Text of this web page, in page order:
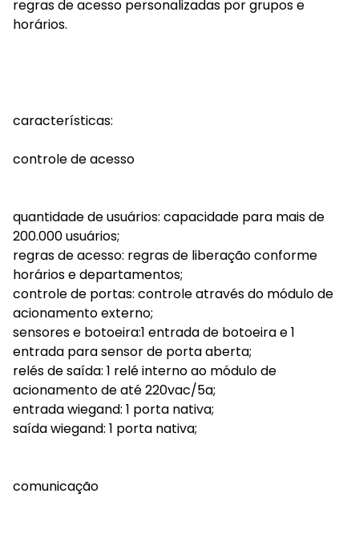
regras de acesso personalizadas por grupos e
horários.
características:
controle de acesso
quantidade de usuários: capacidade para mais de
200.000 usuários;
regras de acesso: regras de liberação conforme
horários e departamentos;
controle de portas: controle através do módulo de
acionamento externo;
sensores e botoeira:1 entrada de botoeira e 1
entrada para sensor de porta aberta;
relés de saída: 1 relé interno ao módulo de
acionamento de até 220vac/5a;
entrada wiegand: 1 porta nativa;
saída wiegand: 1 porta nativa;
comunicação